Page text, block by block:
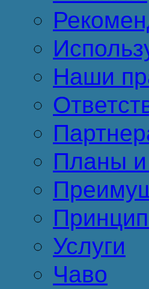
Наши
Планы
Услуги
Чаво